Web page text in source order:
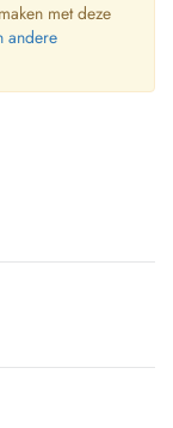
met deze
andere